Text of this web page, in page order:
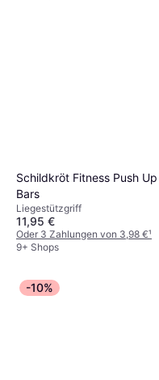
Schildkröt Fitness Push Up
Bars
Liegestützgriff
11,95 €
Oder 3 Zahlungen von 3,98 €¹
9+ Shops
-10%